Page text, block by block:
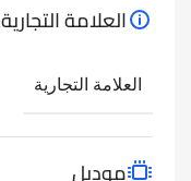
العلامة التجارية
العلامة التجارية
موديل